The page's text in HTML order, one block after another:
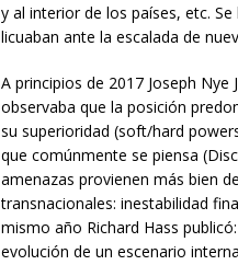
y al interior de los países, etc.
licuaban ante la escalada de
A principios de 2017 Joseph
observaba que la posición
su superioridad (soft/hard
que comúnmente se piensa
amenazas provienen más bien
transnacionales: inestabilidad
mismo año Richard Hass
evolución de un escenario